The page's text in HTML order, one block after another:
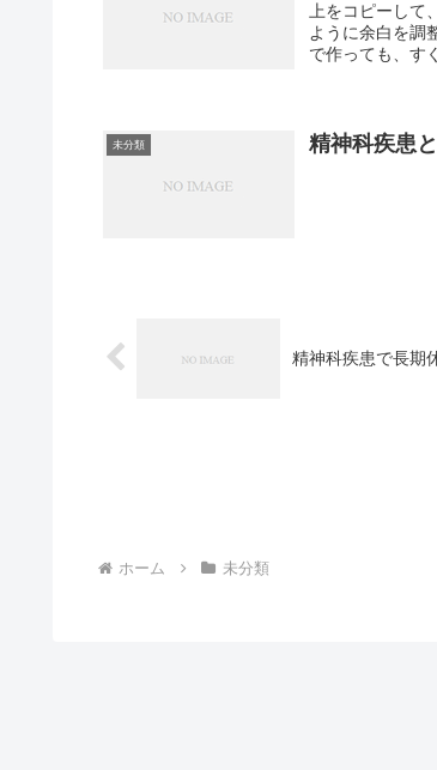
上をコピーし
ように余白を調
で作っても、す
未分類 精神科疾患
精神科疾患で長期
ホーム 未分類